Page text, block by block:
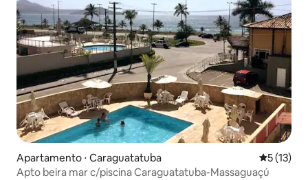
Apartamento ⋅ Caraguatatuba 5 de uma
5 (13)
Apto beira mar c/piscina Caraguatatuba-Massaguaçú